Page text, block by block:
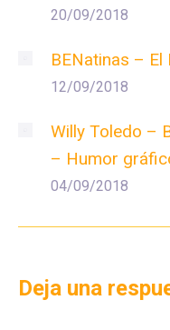
20/09/2018
BENatinas –
12/09/2018
Willy Toledo –
– Humor
04/09/2018
Deja una